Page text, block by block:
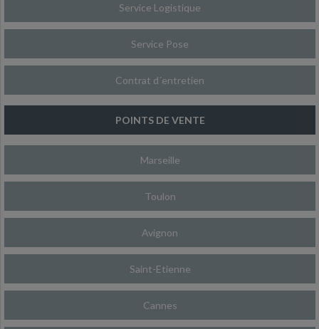
Service Logistique
Service Pose
Contrat d´entretien
POINTS DE VENTE
Marseille
Toulon
Avignon
Saint-Etienne
Cannes